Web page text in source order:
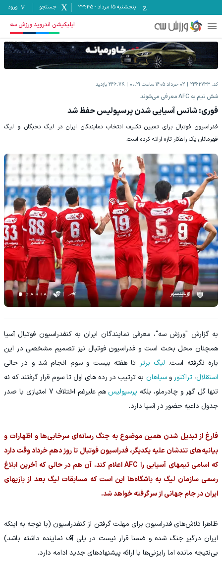
پنجشنبه ۱۵ مرداد -
23:35 جستجو ورود
اپلیکیشن اندروید ورزش سه
کد: 2362733 02 خرداد 1405 ساعت 00:21 246.7K بازدید
شش تیم به AFC معرفی می‌شوند
فوری: شانس آسیایی شدن پرسپولیس حفظ شد
فدراسیون فوتبال برای تعیین تکلیف انتخاب نمایندگان ایران در لیگ نخبگان و لیگ
قهرمانان یک راهکار تازه ارائه کرده است.
به گزارش "ورزش سه"، معرفی نمایندگان ایران به کنفدراسیون فوتبال آسیا
همچنان محل بحث است و فدراسیون فوتبال نیز تصمیم مشخصی در این
باره نگرفته است. لیگ برتر تا هفته بیست و سوم انجام شد و در حالی
استقلال،تراکتور وسپاهان به ترتیب در رده های اول تا سوم قرار گرفتند که نه
تنها گل گهر و چادرملو، بلکه پرسپولیس
هم علیرغم اختلاف 7 امتیازی با صدر
جدول داعیه حضور در آسیا دارد.
فارغ از تبدیل شدن همین موضوع به جنگ رسانه‌ای سرخابی‌ها و اظهارات و
بیانیه‌های تندشان علیه یکدیگر، فدراسیون فوتبال تا روز دهم خرداد وقت دارد
که اسامی تیمهای آسیایی را AFC اعلام کند. آن هم در حالی که آخرین ابلاغ
رسمی سازمان لیگ به باشگاه‌ها این است که مسابقات لیگ بعد از بازیهای
ایران در جام جهانی از سرگرفته خواهد شد.
ظاهرا تلاش‌های فدراسیون برای مهلت گرفتن از کنفدراسیون (با توجه به اینکه
ایران درگیر جنگ شده و ضمنا قرار نیست در پلی آف نماینده داشته باشد)
بی‌نتیجه مانده اما رایزنی‌ها با ارائه پیشنهادهای جدید ادامه دارد.